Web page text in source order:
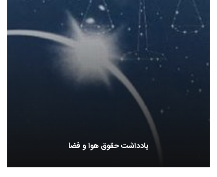
یادداشت حقوق هوا و فضا